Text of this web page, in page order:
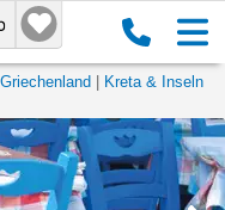
Griechenland
Kreta & Inseln